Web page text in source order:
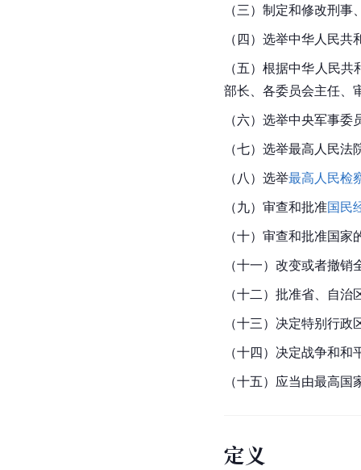
（三）制定和修改刑
（四）选举中华人民
（五）根据中华人民
部长、各委员会主任、
（六）选举中央军事
（七）选举最高人民法
（八）选举最高人民检
（九）审查和批准国民
（十）审查和批准国
（十一）改变或者撤
（十二）批准省、自治
（十三）决定特别行政
（十四）决定战争和和
（十五）应当由最高
定义